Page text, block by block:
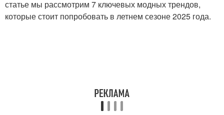
статье мы рассмотрим 7 ключевых модных трендов,
которые стоит попробовать в летнем сезоне 2025 года.